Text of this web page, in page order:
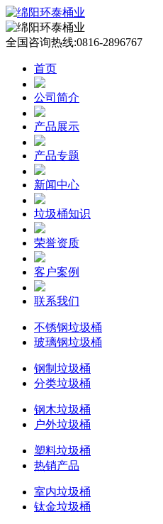
全国咨询热线:0816-2896767
首页
公司简介
产品展示
产品专题
新闻中心
垃圾桶知识
荣誉资质
客户案例
联系我们
不锈钢垃圾桶
玻璃钢垃圾桶
钢制垃圾桶
分类垃圾桶
钢木垃圾桶
户外垃圾桶
塑料垃圾桶
热销产品
室内垃圾桶
钛金垃圾桶